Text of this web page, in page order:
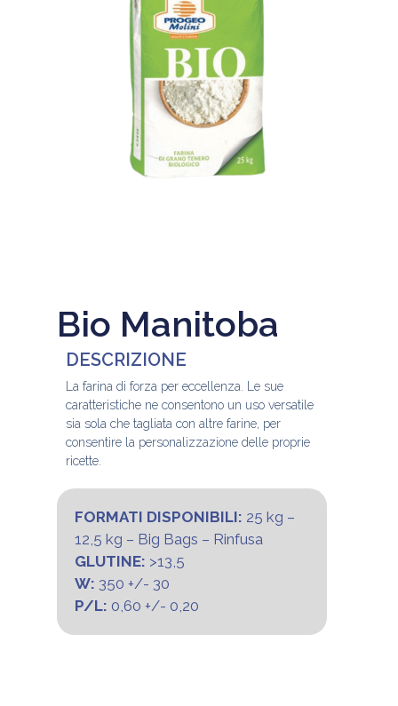
Bio Manitoba
DESCRIZIONE
La farina di forza per eccellenza. Le sue
caratteristiche ne consentono un uso versatile
sia sola che tagliata con altre farine, per
consentire la personalizzazione delle proprie
ricette.
FORMATI DISPONIBILI: 25 kg –
12,5 kg – Big Bags – Rinfusa
GLUTINE: >13,5
W: 350 +/- 30
P/L: 0,60 +/- 0,20